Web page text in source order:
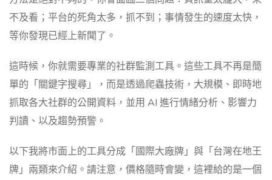
不及看；平台的死角太多，抓不到；事情發生的速度太快，
等你發現已經上新聞了。
這時候，你就需要專業的社群監測工具。這些工具不再是簡
單的「關鍵字搜尋」，而是透過爬蟲技術，大規模、即時地
抓取各大社群的公開資料，並用 AI 進行情緒分析、影響力
判讀、以及趨勢預警。
以下我將市面上的工具分成「國際大廠牌」與「台灣在地王
牌」兩類來介紹。請注意，價格隨時會變，這裡給的是一個